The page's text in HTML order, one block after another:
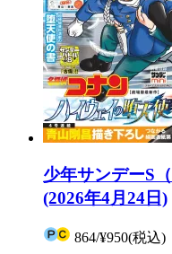
少年サンデーS
(2026年4月24日)
864/¥950(税込)